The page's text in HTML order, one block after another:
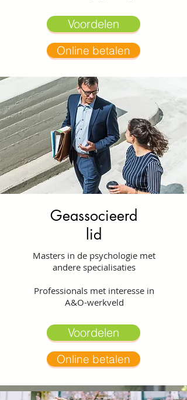
Voordelen
Online betalen
Geassocieerd
lid
Masters in de psychologie met
andere specialisaties
Professionals met interesse in
A&O-werkveld
Voordelen
Online betalen